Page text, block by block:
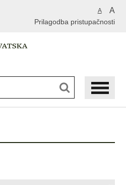
A A
Prilagodba pristupačnosti